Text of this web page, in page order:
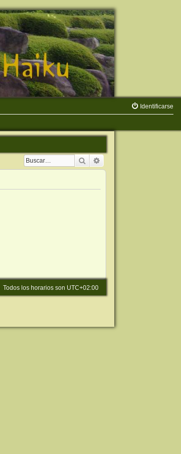
Identificarse
Buscar
Todos los horarios son UTC+02:00